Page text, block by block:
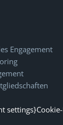
Engagement